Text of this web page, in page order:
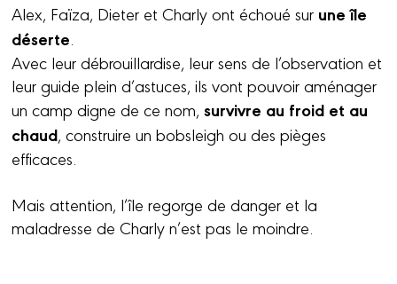
Alex, Faïza, Dieter et Charly ont échoué sur une île
déserte.
Avec leur débrouillardise, leur sens de l’observation et
leur guide plein d’astuces, ils vont pouvoir aménager
un camp digne de ce nom,survivre au froid et au
chaud, construire un bobsleigh ou des pièges
efficaces.
Mais attention, l’île regorge de danger et la
maladresse de Charly n’est pas le moindre.